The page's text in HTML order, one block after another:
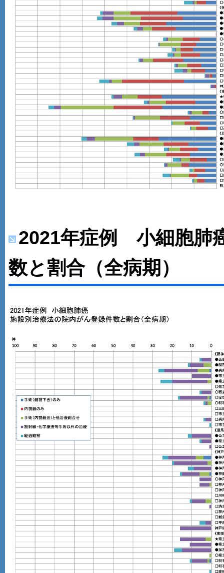
2021年症例 小細胞肺
数と割合（全病期）